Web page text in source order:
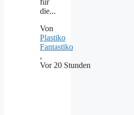
für
die...
Von
Plastiko
Fantastiko
,
Vor 20 Stunden